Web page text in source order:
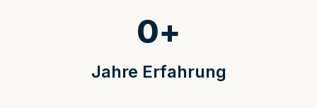
Jahre Erfahrung
0+